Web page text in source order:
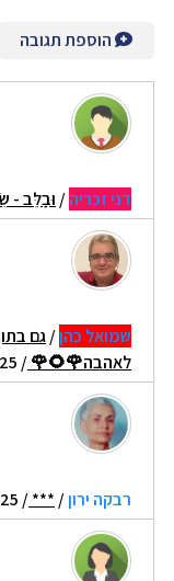
הוספת תגובה
דני זכריה/ וּבַלֵּב -
שמואל כהן/גם
לאהבה🌹🌻🌹/ 08/09/2025 10:12
רבקה ירון/
***
/ 08/09/2025 10:54